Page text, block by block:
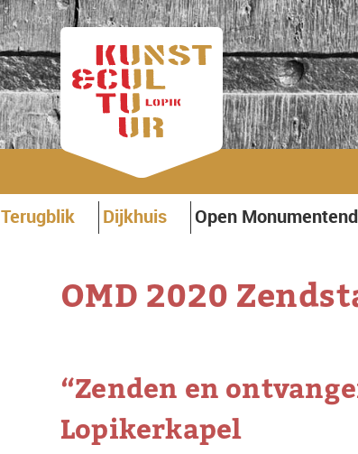
Terugblik Dijkhuis Open
OMD 2020
“Zenden en
Lopikerkapel